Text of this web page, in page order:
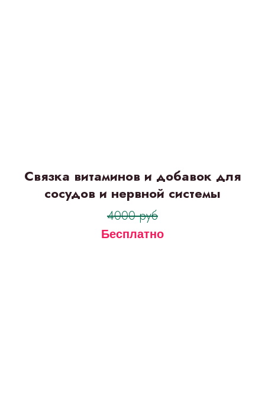
Связка витаминов и добавок для
сосудов и нервной системы
4000 руб
Бесплатно